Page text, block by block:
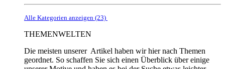
Alle Kategorien anzeigen (23)
THEMENWELTEN
Die meisten unserer Artikel haben wir hier nach Themen
geordnet. So schaffen Sie sich einen Überblick über einige